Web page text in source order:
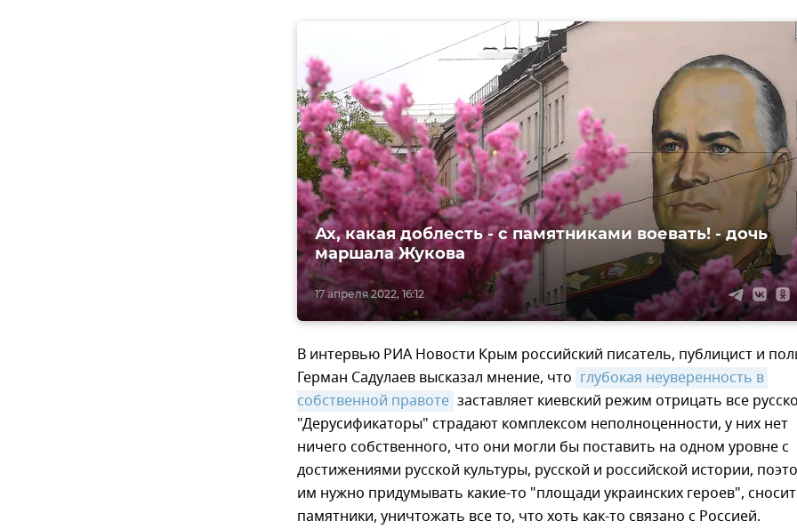
17 апреля 2022, 16:12
Ах, какая доблесть - с памятниками воевать! - дочь
маршала Жукова
В интервью РИА Новости Крым российский писатель, публицист и
Герман Садулаев высказал мнение, что глубокая неуверенность в
собственной правоте заставляет киевский режим отрицать все
"Дерусификаторы" страдают комплексом неполноценности, у них нет
ничего собственного, что они могли бы поставить на одном уровне с
достижениями русской культуры, русской и российской истории,
им нужно придумывать какие-то "площади украинских героев",
памятники, уничтожать все то, что хоть как-то связано с Россией.